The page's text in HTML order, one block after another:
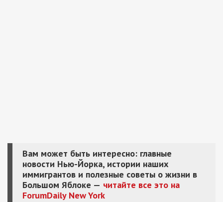
Вам может быть интересно: главные
новости Нью-Йорка, истории наших
иммигрантов и полезные советы о жизни в
Большом Яблоке — читайте все это на
ForumDaily New York